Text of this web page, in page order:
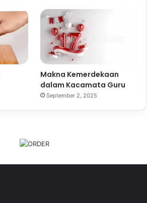
Makna Kemerdekaan
dalam Kacamata Guru
September 2, 2025